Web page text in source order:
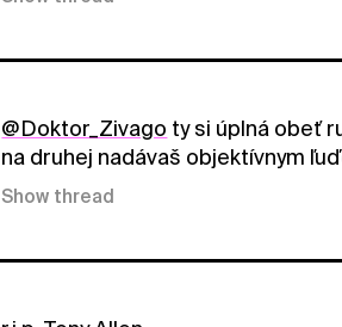
@Doktor_Zivago ty si úplná obeť
na druhej nadávaš objektívnym
Show thread